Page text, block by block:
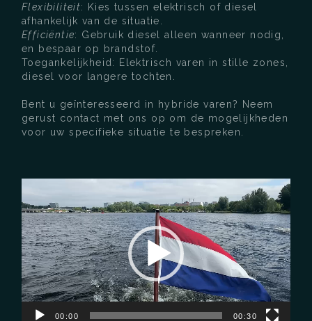
Flexibiliteit: Kies tussen elektrisch of diesel
afhankelijk van de situatie.
Efficiëntie: Gebruik diesel alleen wanneer nodig,
en bespaar op brandstof.
Toegankelijkheid: Elektrisch varen in stille zones,
diesel voor langere tochten.
Bent u geïnteresseerd in hybride varen? Neem
gerust contact met ons op om de mogelijkheden
voor uw specifieke situatie te bespreken.
00:00 00:30